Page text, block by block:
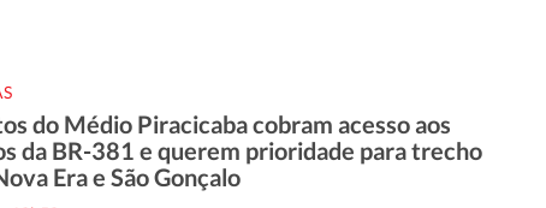
do Médio Piracicaba cobram acesso aos
da BR-381 e querem prioridade para trecho
Era e São Gonçalo